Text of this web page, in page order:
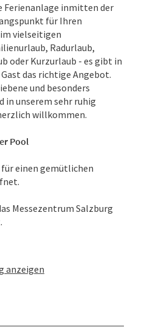
Ferienanlage inmitten der
für Ihren
vielseitigen
Radurlaub,
oder Kurzurlaub - es gibt in
das richtige Angebot.
und besonders
in unserem sehr ruhig
willkommen.
Pool
einen gemütlichen
Messezentrum Salzburg
anzeigen